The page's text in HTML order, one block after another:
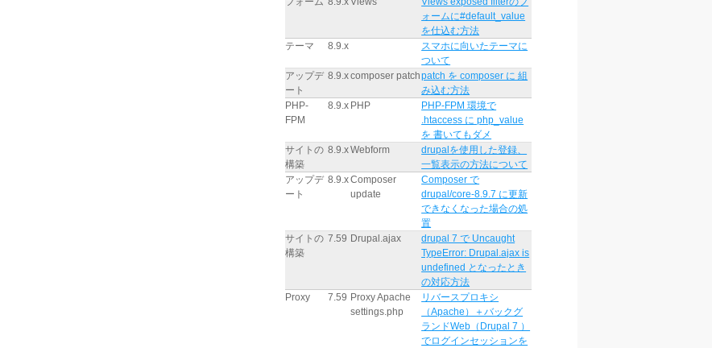
ォームに#default_value
を仕込む方法
テーマ
8.9.x
スマホに向いたテーマに
ついて
アップデ
ート
8.9.xcomposer patchpatch を composer に 組
み込む方法
PHP-
FPM
8.9.x PHP
PHP-FPM 環境で
.htaccess に php_value
を 書いてもダメ
サイトの
構築
8.9.xWebform
drupalを使用した登録、
一覧表示の方法について
アップデ
ート
8.9.xComposer
update
Composer で
drupal/core-8.9.7 に更新
できなくなった場合の処
置
サイトの
構築
7.59 Drupal.ajax
drupal 7 で Uncaught
TypeError: Drupal.ajax is
undefined となったとき
の対応方法
Proxy
7.59 Proxy Apache
settings.php
リバースプロキシ
（Apache）＋バックグ
ランドWeb（Drupal 7 ）
でログインセッションを